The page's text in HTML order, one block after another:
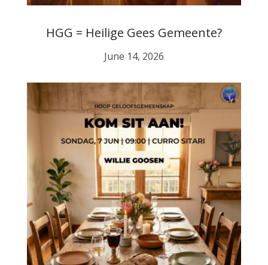
HGG = Heilige Gees Gemeente?
June 14, 2026